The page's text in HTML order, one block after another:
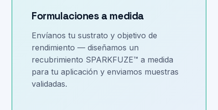
Formulaciones a medida
Envíanos tu sustrato y objetivo de
rendimiento — diseñamos un
recubrimiento SPARKFUZE™ a medida
para tu aplicación y enviamos muestras
validadas.